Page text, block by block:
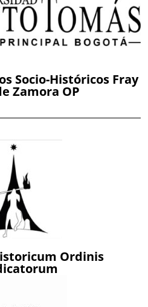
Socio-Históricos Fray
Zamora OP
Ordinis